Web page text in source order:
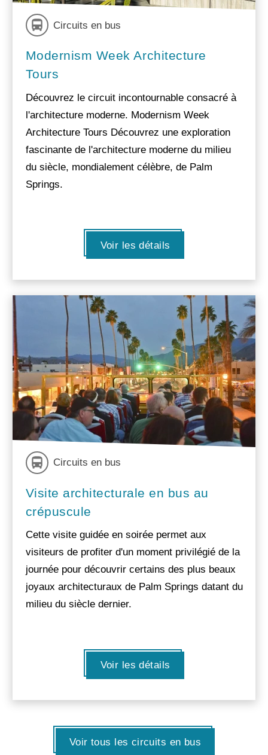
Circuits en bus
Modernism Week Architecture
Tours
Découvrez le circuit incontournable consacré à
l'architecture moderne. Modernism Week
Architecture Tours Découvrez une exploration
fascinante de l'architecture moderne du milieu
du siècle, mondialement célèbre, de Palm
Springs.
Voir les détails
Circuits en bus
Visite architecturale en bus au
crépuscule
Cette visite guidée en soirée permet aux
visiteurs de profiter d'un moment privilégié de la
journée pour découvrir certains des plus beaux
joyaux architecturaux de Palm Springs datant du
milieu du siècle dernier.
Voir les détails
Voir tous les circuits en bus